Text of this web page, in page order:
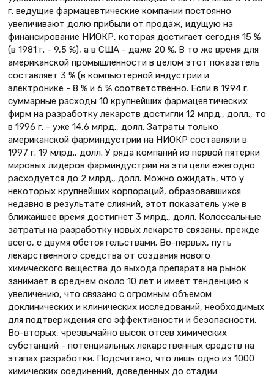
г. ведущие фармацевтические компании постоянно
увеличивают долю прибыли от продаж, идущую на
финансирование НИОКР, которая достигает сегодня 15 %
(в 1981 г. - 9,5 %), а в США - даже 20 %. В то же время для
американской промышленности в целом этот показатель
составляет 3 % (в компьютерной индустрии и
электронике - 8 % и 6 % соответственно. Если в 1994 г.
суммарные расходы 10 крупнейших фармацевтических
фирм на разработку лекарств достигли 12 млрд., долл., то
в 1996 г. - уже 14,6 млрд., долл. Затраты только
американской фарминдустрии на НИОКР составляли в
1997 г. 19 млрд., долл. У ряда компаний из первой пятерки
мировых лидеров фарминдустрии на эти цели ежегодно
расходуется до 2 млрд., долл. Можно ожидать, что у
некоторых крупнейших корпораций, образовавшихся
недавно в результате слияний, этот показатель уже в
ближайшее время достигнет 3 млрд., долл. Колоссальные
затраты на разработку новых лекарств связаны, прежде
всего, с двумя обстоятельствами. Во-первых, путь
лекарственного средства от создания нового
химического вещества до выхода препарата на рынок
занимает в среднем около 10 лет и имеет тенденцию к
увеличению, что связано с огромным объемом
доклинических и клинических исследований, необходимых
для подтверждения его эффективности и безопасности.
Во-вторых, чрезвычайно высок отсев химических
субстанций - потенциальных лекарственных средств на
этапах разработки. Подсчитано, что лишь одно из 1000
химических соединений, доведенных до стадии